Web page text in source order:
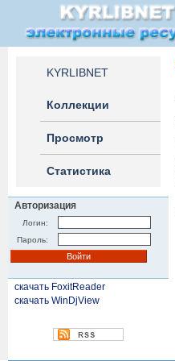
KYRLIBNET
Коллекции
Просмотр
Статистика
Авторизация
Логин:
Пароль:
скачать FoxitReader
скачать WinDjView